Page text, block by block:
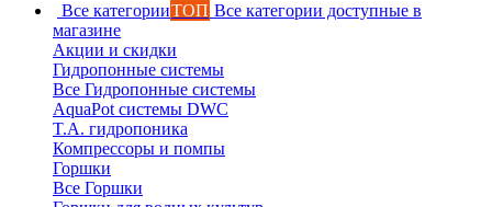
Все категорииТОП Все категории доступные в
магазине
Акции и скидки
Гидропонные системы
Все Гидропонные системы
AquaPot системы DWC
T.A. гидропоника
Компрессоры и помпы
Горшки
Все Горшки